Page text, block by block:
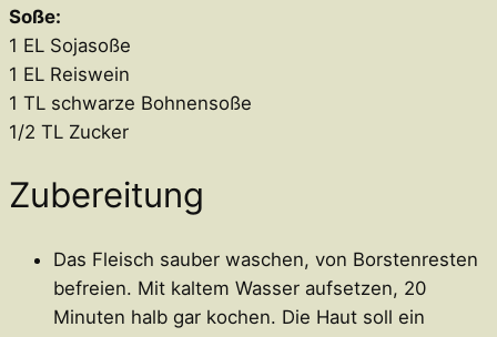
Soße:
1 EL Sojasoße
1 EL Reiswein
1 TL schwarze Bohnensoße
1/2 TL Zucker
Zubereitung
Das Fleisch sauber waschen, von Borstenresten
befreien. Mit kaltem Wasser aufsetzen, 20
Minuten halb gar kochen. Die Haut soll ein